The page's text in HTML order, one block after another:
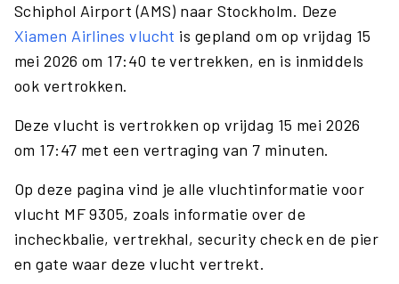
Schiphol Airport (AMS) naar Stockholm. Deze
Xiamen Airlines vlucht is gepland om op vrijdag 15
mei 2026 om 17:40 te vertrekken, en is inmiddels
ook vertrokken.
Deze vlucht is vertrokken op vrijdag 15 mei 2026
om 17:47 met een vertraging van 7 minuten.
Op deze pagina vind je alle vluchtinformatie voor
vlucht MF 9305, zoals informatie over de
incheckbalie, vertrekhal, security check en de pier
en gate waar deze vlucht vertrekt.